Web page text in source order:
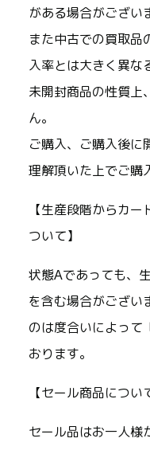
がある場合がござい
また中古での買取品
入率とは大きく異な
未開封商品の性質上
ん。
ご購入、ご購入後に
理解頂いた上でご購
【生産段階からカ
ついて】
状態Aであっても、
を含む場合がござい
のは度合いによって
おります。
【セール商品につい
セール品はお一人様